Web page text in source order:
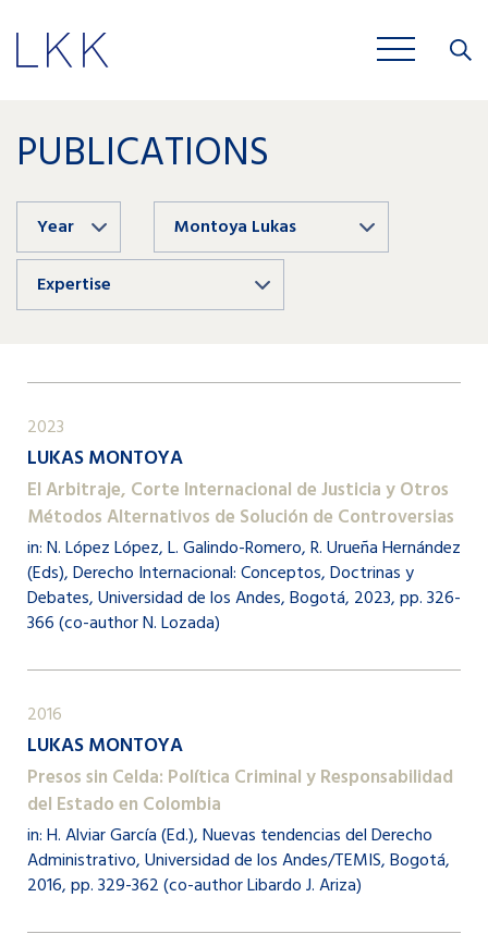
PUBLICATIONS
Year Montoya Lukas
Expertise
2023
LUKAS MONTOYA
El Arbitraje, Corte Internacional de Justicia y Otros
Métodos Alternativos de Solución de Controversias
in: N. López López, L. Galindo-Romero, R. Urueña Hernández
(Eds), Derecho Internacional: Conceptos, Doctrinas y
Debates, Universidad de los Andes, Bogotá, 2023, pp. 326-
366 (co-author N. Lozada)
2016
LUKAS MONTOYA
Presos sin Celda: Política Criminal y Responsabilidad
del Estado en Colombia
in: H. Alviar García (Ed.), Nuevas tendencias del Derecho
Administrativo, Universidad de los Andes/TEMIS, Bogotá,
2016, pp. 329-362 (co-author Libardo J. Ariza)